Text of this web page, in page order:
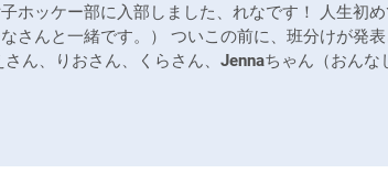
ホッケー部に入部しました、れなです！ 人生初め
さんと一緒です。） ついこの前に、班分けが発表
ん、りおさん、くらさん、Jennaちゃん（おんな